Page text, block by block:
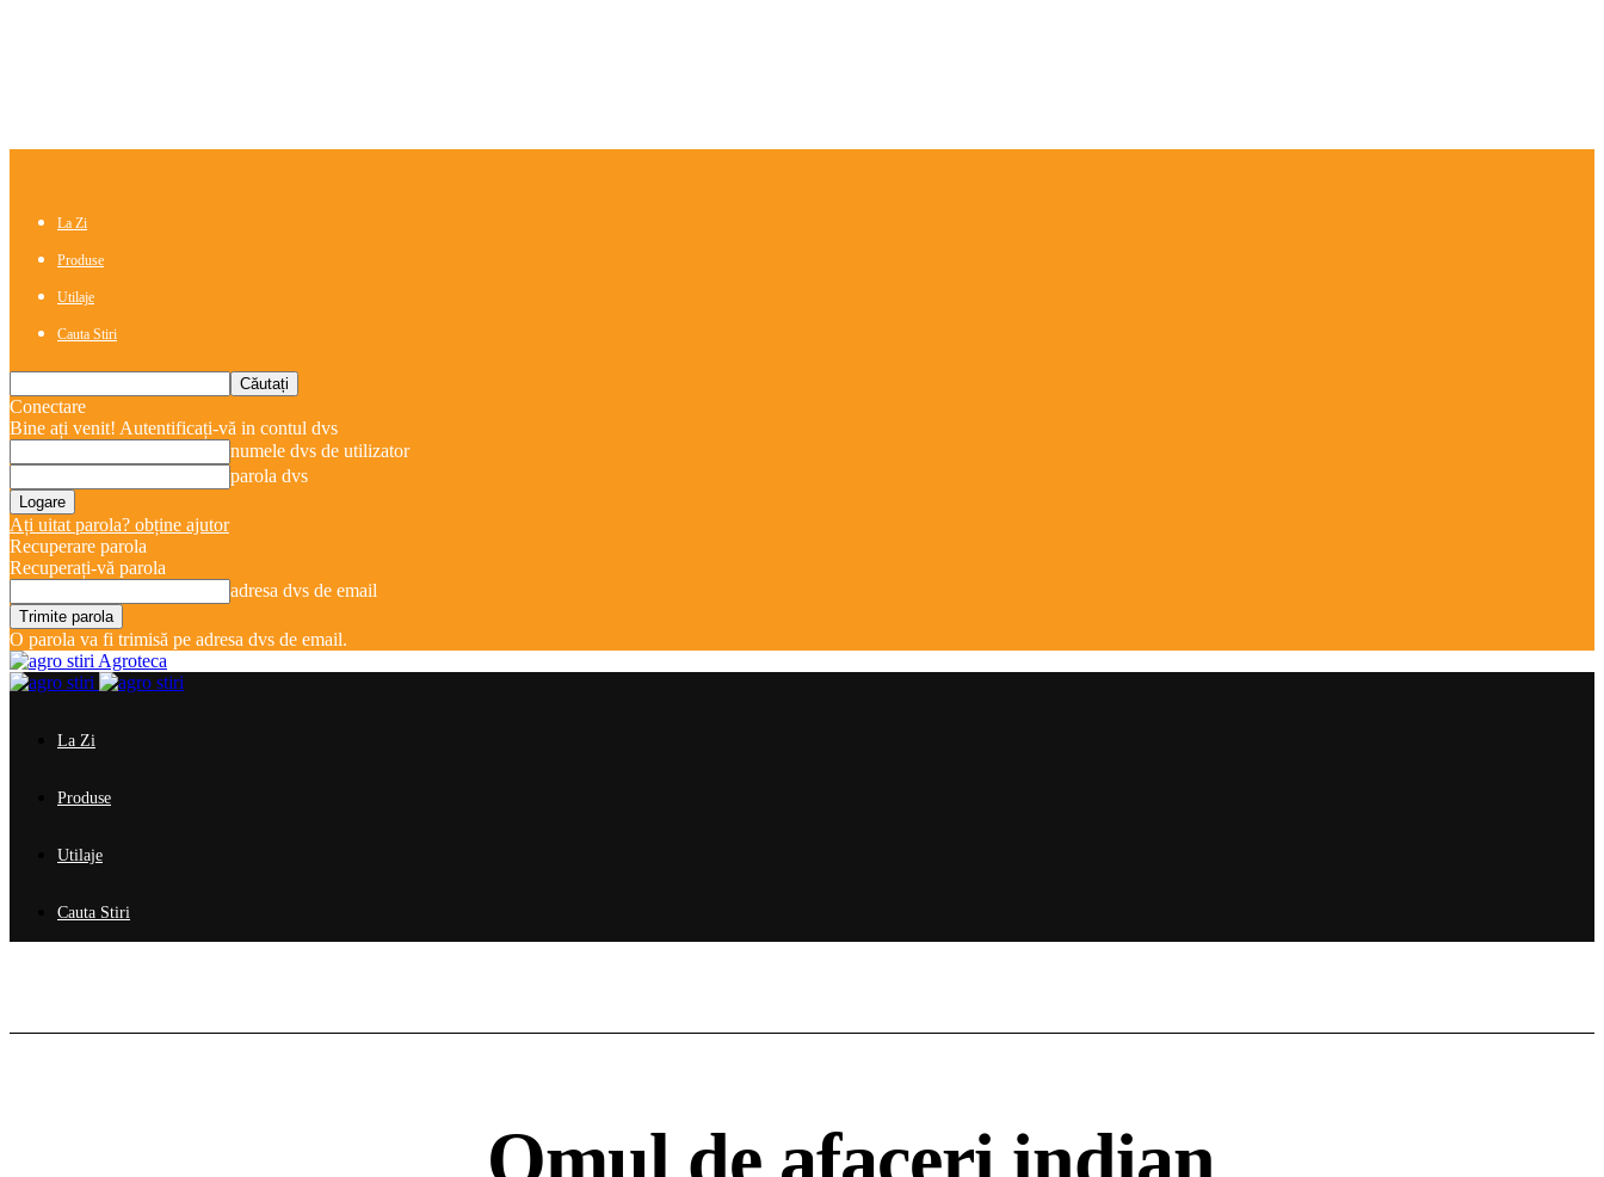
La Zi
Produse
Utilaje
Cauta Stiri
Conectare
Bine ați venit! Autentificați-vă in contul dvs
numele dvs de utilizator
parola dvs
Ați uitat parola? obține ajutor
Recuperare parola
Recuperați-vă parola
adresa dvs de email
O parola va fi trimisă pe adresa dvs de email.
Agroteca
La Zi
Produse
Utilaje
Cauta Stiri
Omul de afaceri indian